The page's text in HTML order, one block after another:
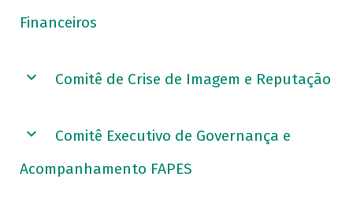
Financeiros
Comitê de Crise de Imagem e Reputação
Comitê Executivo de Governança e
Acompanhamento FAPES